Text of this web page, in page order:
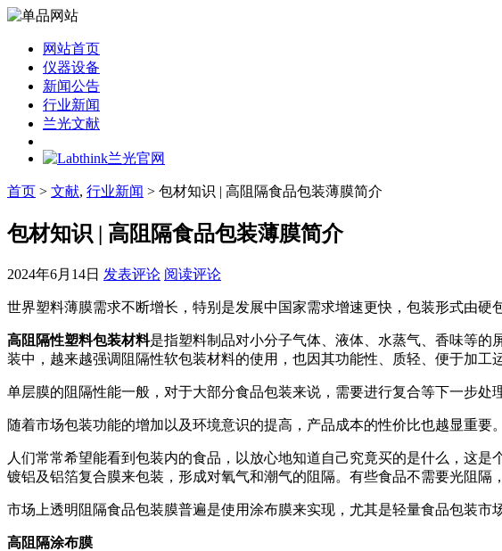
网站首页
仪器设备
新闻公告
行业新闻
兰光文献
首页 > 文献, 行业新闻 > 包材知识 | 高阻隔食品包装薄膜简介
包材知识 | 高阻隔食品包装薄膜简介
2024年6月14日 发表评论 阅读评论
世界塑料薄膜需求不断增长，特别是发展中国家需求增速更快，包装形式由硬
高阻隔性塑料包装材料是指塑料制品对小分子气体、液体、水蒸气、香味等
装中，越来越强调阻隔性软包装材料的使用，也因其功能性、质轻、便于加工
单层膜的阻隔性能一般，对于大部分食品包装来说，需要进行复合等下一步处理
随着市场包装功能的增加以及环境意识的提高，产品成本的性价比也越显重
人们常常希望能看到包装内的食品，以放心地知道自己究竟买的是什么，这
镀铝及铝箔复合膜来包装，形成对氧气和潮气的阻隔。有些食品不需要光阻隔
市场上透明阻隔食品包装膜普遍是使用涂布膜来实现，尤其是轻量食品包装
高阻隔涂布膜